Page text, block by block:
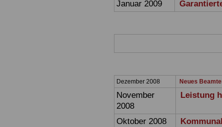
Januar 2009
Dezember 2008 Neues
November
2008
Leistung
Oktober 2008